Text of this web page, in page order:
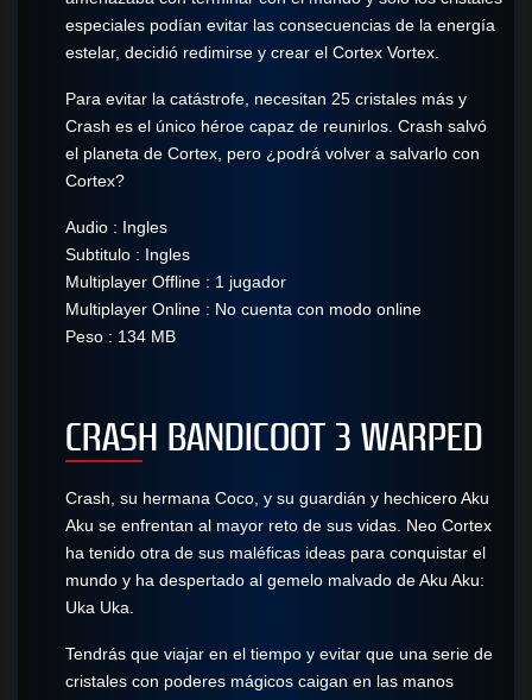
especiales podían evitar las consecuencias de la energía
estelar, decidió redimirse y crear el Cortex Vortex.
Para evitar la catástrofe, necesitan 25 cristales más y
Crash es el único héroe capaz de reunirlos. Crash salvó
el planeta de Cortex, pero ¿podrá volver a salvarlo con
Cortex?
Audio : Ingles
Subtitulo : Ingles
Multiplayer Offline : 1 jugador
Multiplayer Online : No cuenta con modo online
Peso : 134 MB
CRASH BANDICOOT 3 WARPED
Crash, su hermana Coco, y su guardián y hechicero Aku
Aku se enfrentan al mayor reto de sus vidas. Neo Cortex
ha tenido otra de sus maléficas ideas para conquistar el
mundo y ha despertado al gemelo malvado de Aku Aku:
Uka Uka.
Tendrás que viajar en el tiempo y evitar que una serie de
cristales con poderes mágicos caigan en las manos